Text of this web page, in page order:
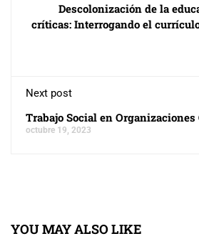
Descolonización de la
críticas: Interrogando el
Next post
Trabajo Social en
octubre 19, 2023
YOU MAY ALSO LIKE